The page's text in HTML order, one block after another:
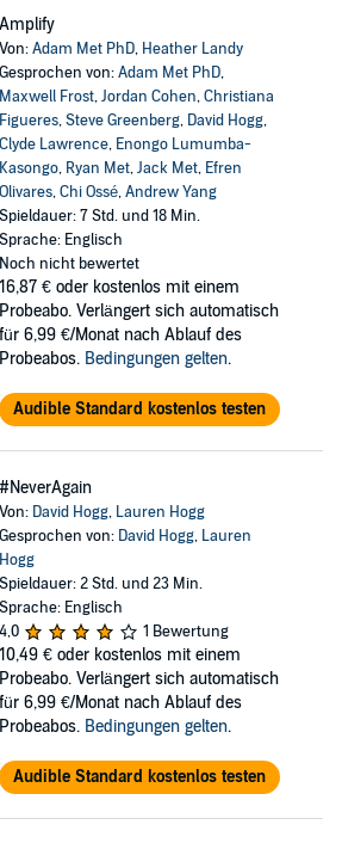
Amplify
Von:Adam Met PhD, Heather Landy
Gesprochen von:Adam Met PhD,
Maxwell Frost,Jordan Cohen,Christiana
Figueres,Steve Greenberg, David Hogg,
Clyde Lawrence, Enongo Lumumba-
Kasongo, Ryan Met,Jack Met, Efren
Olivares,Chi Ossé,Andrew Yang
Spieldauer: 7 Std. und 18 Min.
Sprache: Englisch
Noch nicht bewertet
16,87 € oder kostenlos mit einem
Probeabo. Verlängert sich automatisch
für 6,99 €/Monat nach Ablauf des
Probeabos. Bedingungen gelten.
Audible Standard kostenlos testen
#NeverAgain
Von: David Hogg, Lauren Hogg
Gesprochen von: David Hogg, Lauren
Hogg
Spieldauer: 2 Std. und 23 Min.
Sprache: Englisch
4,0
1 Bewertung
10,49 € oder kostenlos mit einem
Probeabo. Verlängert sich automatisch
für 6,99 €/Monat nach Ablauf des
Probeabos. Bedingungen gelten.
Audible Standard kostenlos testen